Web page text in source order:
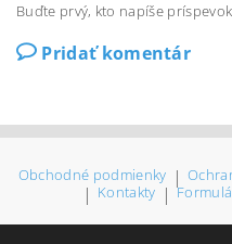
Buďte prvý, kto napíše
Pridať komentár
Obchodné podmienky |
| Kontakty |